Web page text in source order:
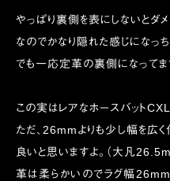
やっぱり裏側を表にしないとダメで
なのでかなり隠れた感じになっち
でも一応定革の裏側になってま
この実はレアなホースバット
ただ、26mmよりも少し幅を広
良いと思いますよ。（大凡
革は柔らかいのでラグ幅